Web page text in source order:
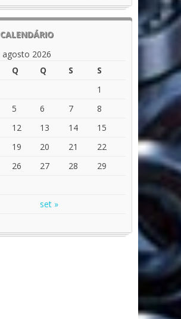
CALENDÁRIO
agosto 2026
Q Q S
S
1
5 6 7
8
12 13 14
15
19 20 21
22
26 27 28
29
set »